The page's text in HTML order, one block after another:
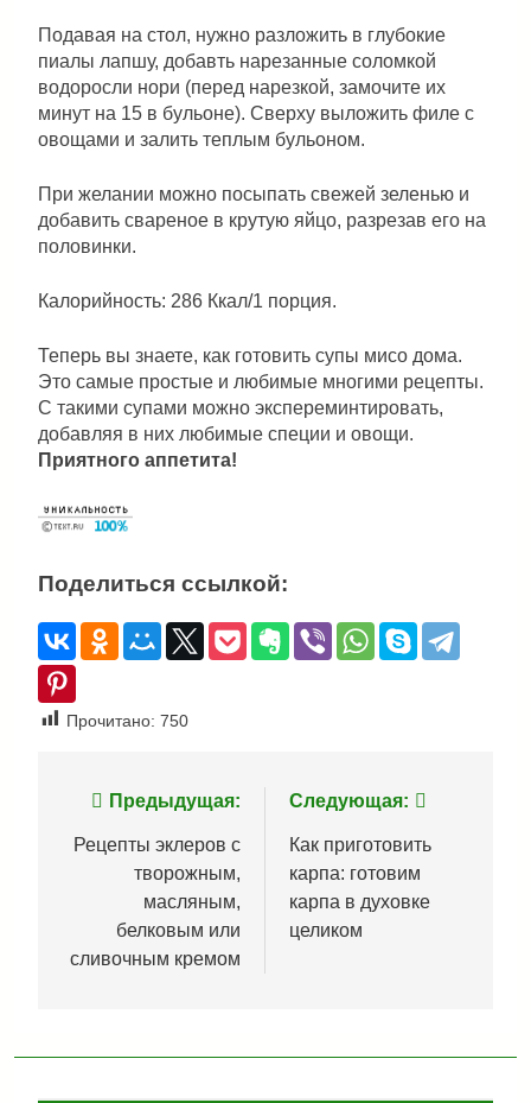
Подавая на стол, нужно разложить в глубокие
пиалы лапшу, добавть нарезанные соломкой
водоросли нори (перед нарезкой, замочите их
минут на 15 в бульоне). Сверху выложить филе с
овощами и залить теплым бульоном.
При желании можно посыпать свежей зеленью и
добавить свареное в крутую яйцо, разрезав его на
половинки.
Калорийность: 286 Ккал/1 порция.
Теперь вы знаете, как готовить супы мисо дома.
Это самые простые и любимые многими рецепты.
С такими супами можно экспереминтировать,
добавляя в них любимые специи и овощи.
Приятного аппетита!
Поделиться ссылкой:
Прочитано: 750
Навигация
по
записям
Предыдущая:
Рецепты эклеров с
творожным,
масляным,
белковым или
сливочным кремом
Следующая:
Как приготовить
карпа: готовим
карпа в духовке
целиком